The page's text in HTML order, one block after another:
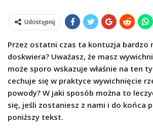
Udostępnij
Przez ostatni czas ta kontuzja bardzo
doskwiera? Uważasz, że masz
może sporo wskazuje właśnie na ten
cechuje się w praktyce wywichnięcie
powody? W jaki sposób można to
się, jeśli zostaniesz z nami i do końca
poniższy tekst.